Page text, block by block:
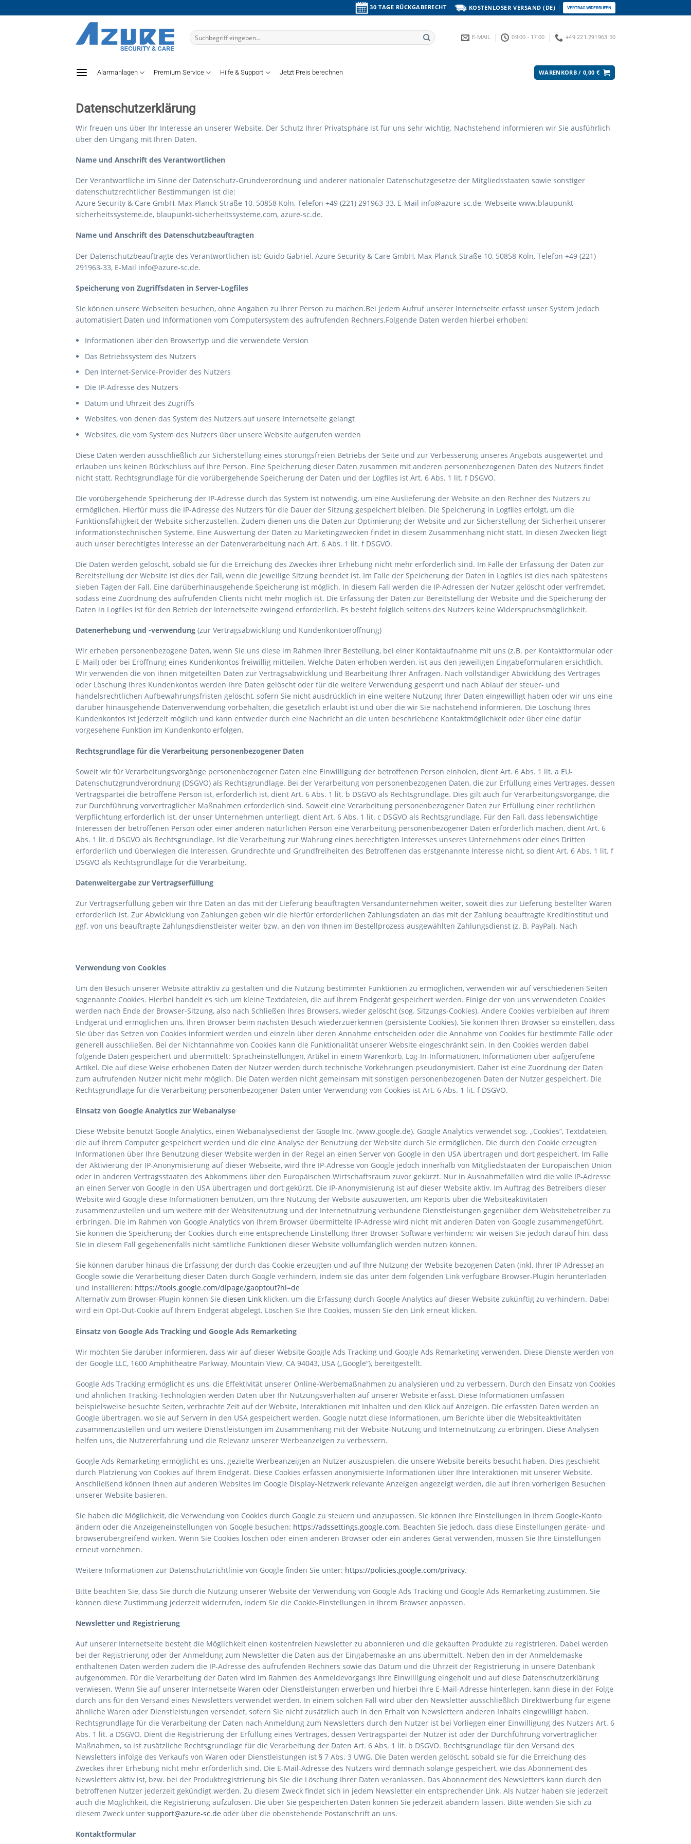
Inhalt
30 TAGE RÜCKGABERECHT KOSTENLOSER VERSAND (DE) VERTRAG WIDERRUFEN
Suchen
nach:
E-MAIL 09:00 - 17:00 +49 221 291963 50
Alarmanlagen Premium Service Hilfe & Support Jetzt Preis berechnen WARENKORB / 0,00 €
Datenschutzerklärung
Wir freuen uns über Ihr Interesse an unserer Website. Der Schutz Ihrer Privatsphäre ist für uns sehr wichtig. Nachstehend informieren wir Sie ausführlich
über den Umgang mit Ihren Daten.
Name und Anschrift des Verantwortlichen
Der Verantwortliche im Sinne der Datenschutz-Grundverordnung und anderer nationaler Datenschutzgesetze der Mitgliedsstaaten sowie sonstiger
datenschutzrechtlicher Bestimmungen ist die:
Azure Security & Care GmbH, Max-Planck-Straße 10, 50858 Köln, Telefon +49 (221) 291963-33, E-Mail info@azure-sc.de, Webseite www.blaupunkt-
sicherheitssysteme.de, blaupunkt-sicherheitssysteme.com, azure-sc.de.
Name und Anschrift des Datenschutzbeauftragten
Der Datenschutzbeauftragte des Verantwortlichen ist: Guido Gabriel, Azure Security & Care GmbH, Max-Planck-Straße 10, 50858 Köln, Telefon +49 (221)
291963-33, E-Mail info@azure-sc.de.
Speicherung von Zugriffsdaten in Server-Logfiles
Sie können unsere Webseiten besuchen, ohne Angaben zu Ihrer Person zu machen.Bei jedem Aufruf unserer Internetseite erfasst unser System jedoch
automatisiert Daten und Informationen vom Computersystem des aufrufenden Rechners.Folgende Daten werden hierbei erhoben:
Informationen über den Browsertyp und die verwendete Version
Das Betriebssystem des Nutzers
Den Internet-Service-Provider des Nutzers
Die IP-Adresse des Nutzers
Datum und Uhrzeit des Zugriffs
Websites, von denen das System des Nutzers auf unsere Internetseite gelangt
Websites, die vom System des Nutzers über unsere Website aufgerufen werden
Diese Daten werden ausschließlich zur Sicherstellung eines störungsfreien Betriebs der Seite und zur Verbesserung unseres Angebots ausgewertet und
erlauben uns keinen Rückschluss auf Ihre Person. Eine Speicherung dieser Daten zusammen mit anderen personenbezogenen Daten des Nutzers findet
nicht statt. Rechtsgrundlage für die vorübergehende Speicherung der Daten und der Logfiles ist Art. 6 Abs. 1 lit. f DSGVO.
Die vorübergehende Speicherung der IP-Adresse durch das System ist notwendig, um eine Auslieferung der Website an den Rechner des Nutzers zu
ermöglichen. Hierfür muss die IP-Adresse des Nutzers für die Dauer der Sitzung gespeichert bleiben. Die Speicherung in Logfiles erfolgt, um die
Funktionsfähigkeit der Website sicherzustellen. Zudem dienen uns die Daten zur Optimierung der Website und zur Sicherstellung der Sicherheit unserer
informationstechnischen Systeme. Eine Auswertung der Daten zu Marketingzwecken findet in diesem Zusammenhang nicht statt. In diesen Zwecken liegt
auch unser berechtigtes Interesse an der Datenverarbeitung nach Art. 6 Abs. 1 lit. f DSGVO.
Die Daten werden gelöscht, sobald sie für die Erreichung des Zweckes ihrer Erhebung nicht mehr erforderlich sind. Im Falle der Erfassung der Daten zur
Bereitstellung der Website ist dies der Fall, wenn die jeweilige Sitzung beendet ist. Im Falle der Speicherung der Daten in Logfiles ist dies nach spätestens
sieben Tagen der Fall. Eine darüberhinausgehende Speicherung ist möglich. In diesem Fall werden die IP-Adressen der Nutzer gelöscht oder verfremdet,
sodass eine Zuordnung des aufrufenden Clients nicht mehr möglich ist. Die Erfassung der Daten zur Bereitstellung der Website und die Speicherung der
Daten in Logfiles ist für den Betrieb der Internetseite zwingend erforderlich. Es besteht folglich seitens des Nutzers keine Widerspruchsmöglichkeit.
Datenerhebung und -verwendung (zur Vertragsabwicklung und Kundenkontoeröffnung)
Wir erheben personenbezogene Daten, wenn Sie uns diese im Rahmen Ihrer Bestellung, bei einer Kontaktaufnahme mit uns (z.B. per Kontaktformular oder
E-Mail) oder bei Eröffnung eines Kundenkontos freiwillig mitteilen. Welche Daten erhoben werden, ist aus den jeweiligen Eingabeformularen ersichtlich.
Wir verwenden die von ihnen mitgeteilten Daten zur Vertragsabwicklung und Bearbeitung Ihrer Anfragen. Nach vollständiger Abwicklung des Vertrages
oder Löschung Ihres Kundenkontos werden Ihre Daten gelöscht oder für die weitere Verwendung gesperrt und nach Ablauf der steuer- und
handelsrechtlichen Aufbewahrungsfristen gelöscht, sofern Sie nicht ausdrücklich in eine weitere Nutzung Ihrer Daten eingewilligt haben oder wir uns eine
darüber hinausgehende Datenverwendung vorbehalten, die gesetzlich erlaubt ist und über die wir Sie nachstehend informieren. Die Löschung Ihres
Kundenkontos ist jederzeit möglich und kann entweder durch eine Nachricht an die unten beschriebene Kontaktmöglichkeit oder über eine dafür
vorgesehene Funktion im Kundenkonto erfolgen.
Rechtsgrundlage für die Verarbeitung personenbezogener Daten
Soweit wir für Verarbeitungsvorgänge personenbezogener Daten eine Einwilligung der betroffenen Person einholen, dient Art. 6 Abs. 1 lit. a EU-
Datenschutzgrundverordnung (DSGVO) als Rechtsgrundlage. Bei der Verarbeitung von personenbezogenen Daten, die zur Erfüllung eines Vertrages, dessen
Vertragspartei die betroffene Person ist, erforderlich ist, dient Art. 6 Abs. 1 lit. b DSGVO als Rechtsgrundlage. Dies gilt auch für Verarbeitungsvorgänge, die
zur Durchführung vorvertraglicher Maßnahmen erforderlich sind. Soweit eine Verarbeitung personenbezogener Daten zur Erfüllung einer rechtlichen
Verpflichtung erforderlich ist, der unser Unternehmen unterliegt, dient Art. 6 Abs. 1 lit. c DSGVO als Rechtsgrundlage. Für den Fall, dass lebenswichtige
Interessen der betroffenen Person oder einer anderen natürlichen Person eine Verarbeitung personenbezogener Daten erforderlich machen, dient Art. 6
Abs. 1 lit. d DSGVO als Rechtsgrundlage. Ist die Verarbeitung zur Wahrung eines berechtigten Interesses unseres Unternehmens oder eines Dritten
erforderlich und überwiegen die Interessen, Grundrechte und Grundfreiheiten des Betroffenen das erstgenannte Interesse nicht, so dient Art. 6 Abs. 1 lit. f
DSGVO als Rechtsgrundlage für die Verarbeitung.
Datenweitergabe zur Vertragserfüllung
Zur Vertragserfüllung geben wir Ihre Daten an das mit der Lieferung beauftragten Versandunternehmen weiter, soweit dies zur Lieferung bestellter Waren
erforderlich ist. Zur Abwicklung von Zahlungen geben wir die hierfür erforderlichen Zahlungsdaten an das mit der Zahlung beauftragte Kreditinstitut und
ggf. von uns beauftragte Zahlungsdienstleister weiter bzw. an den von Ihnen im Bestellprozess ausgewählten Zahlungsdienst (z. B. PayPal). Nach
Verwendung von Cookies
Um den Besuch unserer Website attraktiv zu gestalten und die Nutzung bestimmter Funktionen zu ermöglichen, verwenden wir auf verschiedenen Seiten
sogenannte Cookies. Hierbei handelt es sich um kleine Textdateien, die auf Ihrem Endgerät gespeichert werden. Einige der von uns verwendeten Cookies
werden nach Ende der Browser-Sitzung, also nach Schließen Ihres Browsers, wieder gelöscht (sog. Sitzungs-Cookies). Andere Cookies verbleiben auf Ihrem
Endgerät und ermöglichen uns, Ihren Browser beim nächsten Besuch wiederzuerkennen (persistente Cookies). Sie können Ihren Browser so einstellen, dass
Sie über das Setzen von Cookies informiert werden und einzeln über deren Annahme entscheiden oder die Annahme von Cookies für bestimmte Fälle oder
generell ausschließen. Bei der Nichtannahme von Cookies kann die Funktionalität unserer Website eingeschränkt sein. In den Cookies werden dabei
folgende Daten gespeichert und übermittelt: Spracheinstellungen, Artikel in einem Warenkorb, Log-In-Informationen, Informationen über aufgerufene
Artikel. Die auf diese Weise erhobenen Daten der Nutzer werden durch technische Vorkehrungen pseudonymisiert. Daher ist eine Zuordnung der Daten
zum aufrufenden Nutzer nicht mehr möglich. Die Daten werden nicht gemeinsam mit sonstigen personenbezogenen Daten der Nutzer gespeichert. Die
Rechtsgrundlage für die Verarbeitung personenbezogener Daten unter Verwendung von Cookies ist Art. 6 Abs. 1 lit. f DSGVO.
Einsatz von Google Analytics zur Webanalyse
Diese Website benutzt Google Analytics, einen Webanalysedienst der Google Inc. (www.google.de). Google Analytics verwendet sog. „Cookies“, Textdateien,
die auf Ihrem Computer gespeichert werden und die eine Analyse der Benutzung der Website durch Sie ermöglichen. Die durch den Cookie erzeugten
Informationen über Ihre Benutzung dieser Website werden in der Regel an einen Server von Google in den USA übertragen und dort gespeichert. Im Falle
der Aktivierung der IP-Anonymisierung auf dieser Webseite, wird Ihre IP-Adresse von Google jedoch innerhalb von Mitgliedstaaten der Europäischen Union
oder in anderen Vertragsstaaten des Abkommens über den Europäischen Wirtschaftsraum zuvor gekürzt. Nur in Ausnahmefällen wird die volle IP-Adresse
an einen Server von Google in den USA übertragen und dort gekürzt. Die IP-Anonymisierung ist auf dieser Website aktiv. Im Auftrag des Betreibers dieser
Website wird Google diese Informationen benutzen, um Ihre Nutzung der Website auszuwerten, um Reports über die Websiteaktivitäten
zusammenzustellen und um weitere mit der Websitenutzung und der Internetnutzung verbundene Dienstleistungen gegenüber dem Websitebetreiber zu
erbringen. Die im Rahmen von Google Analytics von Ihrem Browser übermittelte IP-Adresse wird nicht mit anderen Daten von Google zusammengeführt.
Sie können die Speicherung der Cookies durch eine entsprechende Einstellung Ihrer Browser-Software verhindern; wir weisen Sie jedoch darauf hin, dass
Sie in diesem Fall gegebenenfalls nicht sämtliche Funktionen dieser Website vollumfänglich werden nutzen können.
Sie können darüber hinaus die Erfassung der durch das Cookie erzeugten und auf Ihre Nutzung der Website bezogenen Daten (inkl. Ihrer IP-Adresse) an
Google sowie die Verarbeitung dieser Daten durch Google verhindern, indem sie das unter dem folgenden Link verfügbare Browser-Plugin herunterladen
und installieren: https://tools.google.com/dlpage/gaoptout?hl=de
Alternativ zum Browser-Plugin können Sie diesen Link klicken, um die Erfassung durch Google Analytics auf dieser Website zukünftig zu verhindern. Dabei
wird ein Opt-Out-Cookie auf Ihrem Endgerät abgelegt. Löschen Sie Ihre Cookies, müssen Sie den Link erneut klicken.
Einsatz von Google Ads Tracking und Google Ads Remarketing
Wir möchten Sie darüber informieren, dass wir auf dieser Website Google Ads Tracking und Google Ads Remarketing verwenden. Diese Dienste werden von
der Google LLC, 1600 Amphitheatre Parkway, Mountain View, CA 94043, USA („Google“), bereitgestellt.
Google Ads Tracking ermöglicht es uns, die Effektivität unserer Online-Werbemaßnahmen zu analysieren und zu verbessern. Durch den Einsatz von Cookies
und ähnlichen Tracking-Technologien werden Daten über Ihr Nutzungsverhalten auf unserer Website erfasst. Diese Informationen umfassen
beispielsweise besuchte Seiten, verbrachte Zeit auf der Website, Interaktionen mit Inhalten und den Klick auf Anzeigen. Die erfassten Daten werden an
Google übertragen, wo sie auf Servern in den USA gespeichert werden. Google nutzt diese Informationen, um Berichte über die Websiteaktivitäten
zusammenzustellen und um weitere Dienstleistungen im Zusammenhang mit der Website-Nutzung und Internetnutzung zu erbringen. Diese Analysen
helfen uns, die Nutzererfahrung und die Relevanz unserer Werbeanzeigen zu verbessern.
Google Ads Remarketing ermöglicht es uns, gezielte Werbeanzeigen an Nutzer auszuspielen, die unsere Website bereits besucht haben. Dies geschieht
durch Platzierung von Cookies auf Ihrem Endgerät. Diese Cookies erfassen anonymisierte Informationen über Ihre Interaktionen mit unserer Website.
Anschließend können Ihnen auf anderen Websites im Google Display-Netzwerk relevante Anzeigen angezeigt werden, die auf Ihren vorherigen Besuchen
unserer Website basieren.
Sie haben die Möglichkeit, die Verwendung von Cookies durch Google zu steuern und anzupassen. Sie können Ihre Einstellungen in Ihrem Google-Konto
ändern oder die Anzeigeneinstellungen von Google besuchen: https://adssettings.google.com. Beachten Sie jedoch, dass diese Einstellungen geräte- und
browserübergreifend wirken. Wenn Sie Cookies löschen oder einen anderen Browser oder ein anderes Gerät verwenden, müssen Sie Ihre Einstellungen
erneut vornehmen.
Weitere Informationen zur Datenschutzrichtlinie von Google finden Sie unter: https://policies.google.com/privacy.
Bitte beachten Sie, dass Sie durch die Nutzung unserer Website der Verwendung von Google Ads Tracking und Google Ads Remarketing zustimmen. Sie
können diese Zustimmung jederzeit widerrufen, indem Sie die Cookie-Einstellungen in Ihrem Browser anpassen.
Newsletter und Registrierung
Auf unserer Internetseite besteht die Möglichkeit einen kostenfreien Newsletter zu abonnieren und die gekauften Produkte zu registrieren. Dabei werden
bei der Registrierung oder der Anmeldung zum Newsletter die Daten aus der Eingabemaske an uns übermittelt. Neben den in der Anmeldemaske
enthaltenen Daten werden zudem die IP-Adresse des aufrufenden Rechners sowie das Datum und die Uhrzeit der Registrierung in unsere Datenbank
aufgenommen. Für die Verarbeitung der Daten wird im Rahmen des Anmeldevorgangs Ihre Einwilligung eingeholt und auf diese Datenschutzerklärung
verwiesen. Wenn Sie auf unserer Internetseite Waren oder Dienstleistungen erwerben und hierbei Ihre E-Mail-Adresse hinterlegen, kann diese in der Folge
durch uns für den Versand eines Newsletters verwendet werden. In einem solchen Fall wird über den Newsletter ausschließlich Direktwerbung für eigene
ähnliche Waren oder Dienstleistungen versendet, sofern Sie nicht zusätzlich auch in den Erhalt von Newslettern anderen Inhalts eingewilligt haben.
Rechtsgrundlage für die Verarbeitung der Daten nach Anmeldung zum Newsletters durch den Nutzer ist bei Vorliegen einer Einwilligung des Nutzers Art. 6
Abs. 1 lit. a DSGVO. Dient die Registrierung der Erfüllung eines Vertrages, dessen Vertragspartei der Nutzer ist oder der Durchführung vorvertraglicher
Maßnahmen, so ist zusätzliche Rechtsgrundlage für die Verarbeitung der Daten Art. 6 Abs. 1 lit. b DSGVO. Rechtsgrundlage für den Versand des
Newsletters infolge des Verkaufs von Waren oder Dienstleistungen ist § 7 Abs. 3 UWG. Die Daten werden gelöscht, sobald sie für die Erreichung des
Zweckes ihrer Erhebung nicht mehr erforderlich sind. Die E-Mail-Adresse des Nutzers wird demnach solange gespeichert, wie das Abonnement des
Newsletters aktiv ist, bzw. bei der Produktregistrierung bis Sie die Löschung Ihrer Daten veranlassen. Das Abonnement des Newsletters kann durch den
betroffenen Nutzer jederzeit gekündigt werden. Zu diesem Zweck findet sich in jedem Newsletter ein entsprechender Link. Als Nutzer haben sie jederzeit
auch die Möglichkeit, die Registrierung aufzulösen. Die über Sie gespeicherten Daten können Sie jederzeit abändern lassen. Bitte wenden Sie sich zu
diesem Zweck unter support@azure-sc.de oder über die obenstehende Postanschrift an uns.
Kontaktformular